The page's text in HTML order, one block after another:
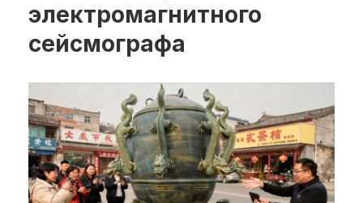
Календарь
Рубрики
Интеллектуальная собственность
и креативные индустрии
Кино и театр
Искусство
электромагнитного
сейсмографа